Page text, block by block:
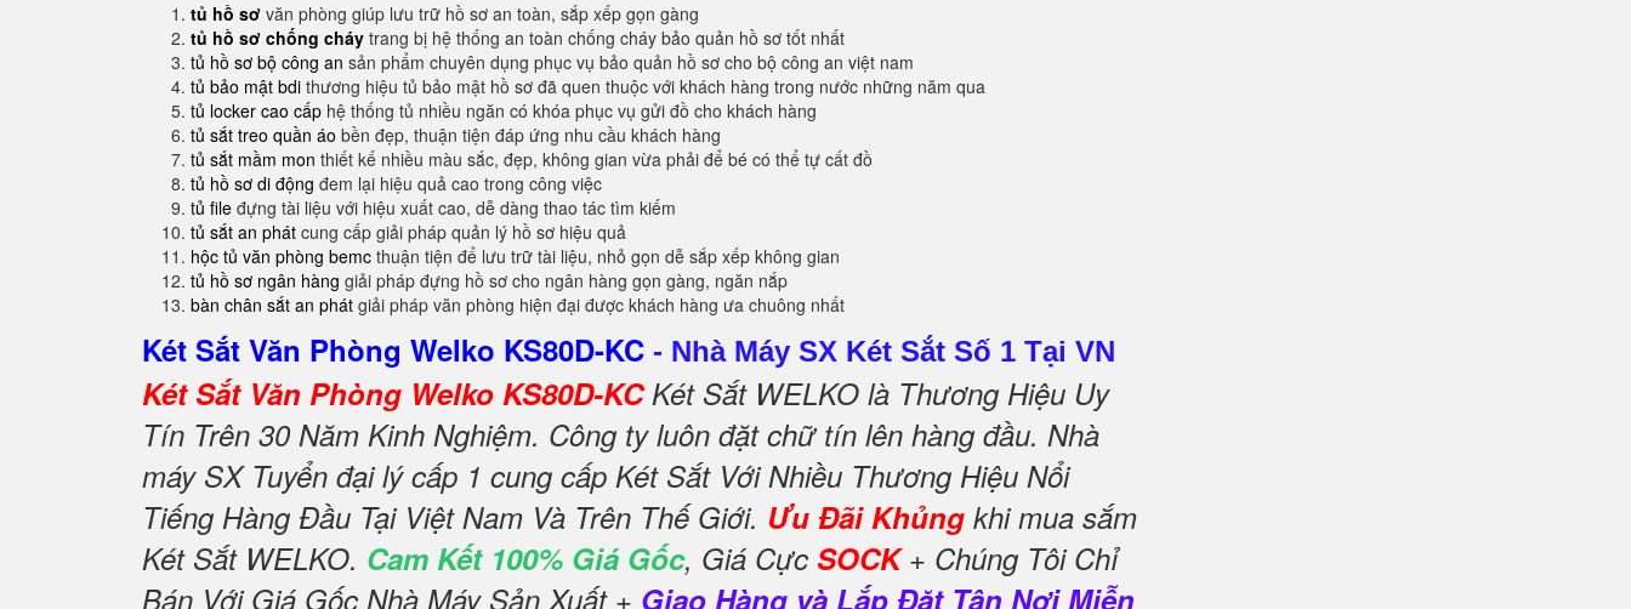
tủ hồ sơ văn phòng giúp lưu trữ hồ sơ an toàn, sắp xếp gọn gàng
tủ hồ sơ chống cháy trang bị hệ thống an toàn chống cháy bảo quản hồ sơ tốt nhất
tủ hồ sơ bộ công an sản phẩm chuyên dụng phục vụ bảo quản hồ sơ cho bộ công an việt nam
tủ bảo mật bdi thương hiệu tủ bảo mật hồ sơ đã quen thuộc với khách hàng trong nước những năm qua
tủ locker cao cấp hệ thống tủ nhiều ngăn có khóa phục vụ gửi đồ cho khách hàng
tủ sắt treo quần áo bền đẹp, thuận tiện đáp ứng nhu cầu khách hàng
tủ sắt mầm mon thiết kế nhiều màu sắc, đẹp, không gian vừa phải để bé có thể tự cất đồ
tủ hồ sơ di động đem lại hiệu quả cao trong công việc
tủ file đựng tài liệu với hiệu xuất cao, dễ dàng thao tác tìm kiếm
tủ sắt an phát cung cấp giải pháp quản lý hồ sơ hiệu quả
hộc tủ văn phòng bemc thuận tiện để lưu trữ tài liệu, nhỏ gọn dễ sắp xếp không gian
tủ hồ sơ ngân hàng giải pháp đựng hồ sơ cho ngân hàng gọn gàng, ngăn nắp
bàn chân sắt an phát giải pháp văn phòng hiện đại được khách hàng ưa chuông nhất
Két Sắt Văn Phòng Welko KS80D-KC - Nhà Máy SX Két Sắt Số 1 Tại VN
Két Sắt Văn Phòng Welko KS80D-KCKét Sắt WELKO là Thương Hiệu Uy
Tín Trên 30 Năm Kinh Nghiệm. Công ty luôn đặt chữ tín lên hàng đầu. Nhà
máy SX Tuyển đại lý cấp 1 cung cấp Két Sắt Với Nhiều Thương Hiệu Nổi
Tiếng Hàng Đầu Tại Việt Nam Và Trên Thế Giới. Ưu Đãi Khủng khi mua sắm
Két Sắt WELKO. Cam Kết 100% Giá Gốc, Giá Cực SOCK+ Chúng Tôi Chỉ
Bán Với Giá Gốc Nhà Máy Sản Xuất + Giao Hàng và Lắp Đặt Tận Nơi Miễn